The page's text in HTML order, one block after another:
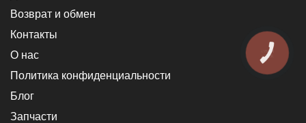
Возврат и обмен
Контакты
О нас
Политика конфиденциальности
Блог
Запчасти
КНОПКА
ЗВ'ЯЗКУ